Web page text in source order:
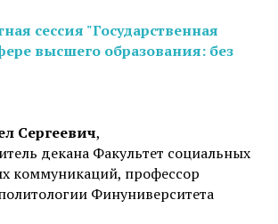
сессия "Государственная
высшего образования: без
Сергеевич,
декана Факультет социальных
коммуникаций, профессор
Финуниверситета